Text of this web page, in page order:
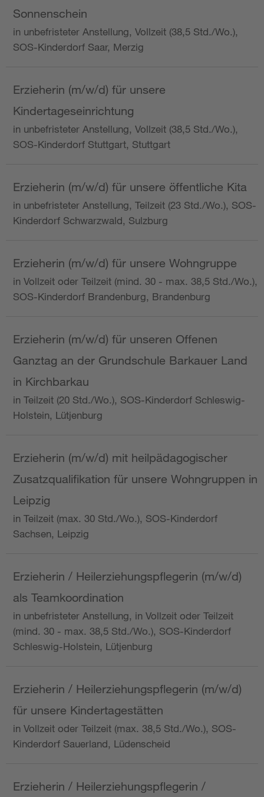
Sonnenschein
in unbefristeter Anstellung, Vollzeit (38,5 Std./Wo.),
SOS-Kinderdorf Saar, Merzig
Erzieherin (m/w/d) für unsere
Kindertageseinrichtung
in unbefristeter Anstellung, Vollzeit (38,5 Std./Wo.),
SOS-Kinderdorf Stuttgart, Stuttgart
Erzieherin (m/w/d) für unsere öffentliche Kita
in unbefristeter Anstellung, Teilzeit (23 Std./Wo.), SOS-
Kinderdorf Schwarzwald, Sulzburg
Erzieherin (m/w/d) für unsere Wohngruppe
in Vollzeit oder Teilzeit (mind. 30 - max. 38,5 Std./Wo.),
SOS-Kinderdorf Brandenburg, Brandenburg
Erzieherin (m/w/d) für unseren Offenen
Ganztag an der Grundschule Barkauer Land
in Kirchbarkau
in Teilzeit (20 Std./Wo.), SOS-Kinderdorf Schleswig-
Holstein, Lütjenburg
Erzieherin (m/w/d) mit heilpädagogischer
Zusatzqualifikation für unsere Wohngruppen in
Leipzig
in Teilzeit (max. 30 Std./Wo.), SOS-Kinderdorf
Sachsen, Leipzig
Erzieherin / Heilerziehungspflegerin (m/w/d)
als Teamkoordination
in unbefristeter Anstellung, in Vollzeit oder Teilzeit
(mind. 30 - max. 38,5 Std./Wo.), SOS-Kinderdorf
Schleswig-Holstein, Lütjenburg
Erzieherin / Heilerziehungspflegerin (m/w/d)
für unsere Kindertagestätten
in Vollzeit oder Teilzeit (max. 38,5 Std./Wo.), SOS-
Kinderdorf Sauerland, Lüdenscheid
Erzieherin / Heilerziehungspflegerin /